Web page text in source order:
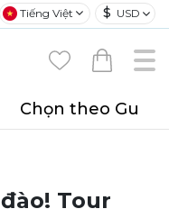
Tiếng Việt $ USD
Chọn theo Gu
Tour